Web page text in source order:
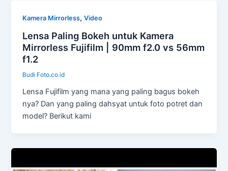
Kamera Mirrorless,Video
Lensa Paling Bokeh untuk Kamera
Mirrorless Fujifilm | 90mm f2.0 vs 56mm
f1.2
Budi Foto.co.id
Lensa Fujifilm yang mana yang paling bagus bokeh
nya? Dan yang paling dahsyat untuk foto potret dan
model? Berikut kami